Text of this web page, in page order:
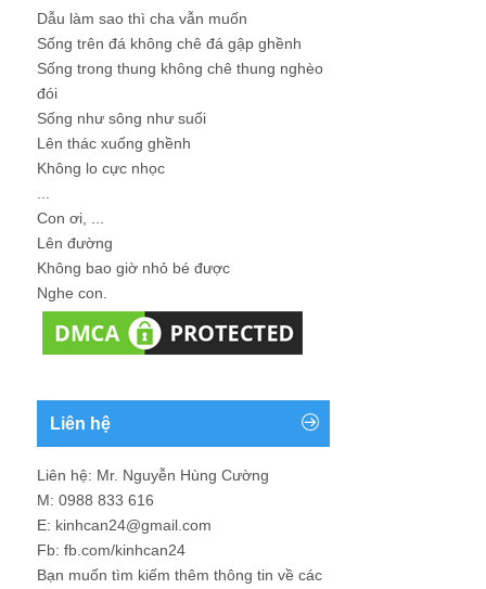
Dẫu làm sao thì cha vẫn muốn
Sống trên đá không chê đá gập ghềnh
Sống trong thung không chê thung nghèo
đói
Sống như sông như suối
Lên thác xuống ghềnh
Không lo cực nhọc
Con ơi, ...
Lên đường
Không bao giờ nhỏ bé được
Nghe con.
Liên hệ
Liên hệ: Mr. Nguyễn Hùng Cường
M: 0988 833 616
E: kinhcan24@gmail.com
Fb: fb.com/kinhcan24
Bạn muốn tìm kiếm thêm thông tin về các